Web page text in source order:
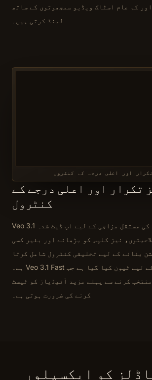
کم عام اسٹاک ویڈیو سمجھوتوں کے ساتھ
لینڈ کرتی ہیں۔
اور اعلی درجے کے کنٹرول
تکرار اور اعلی درجے کے
کنٹرول
Veo 3.1 کردار اور انداز کی مستقل مزاجی کے لیے اپ ڈیٹ شدہ
نیز کلپس کو بڑھانے اور بغیر کسی
بنانے کے لیے تخلیقی کنٹرول شامل کرتا
ہے۔ Veo 3.1 Fast رفتار اور قیمت کے لیے ٹیون کیا گیا ہے جب
کرنے سے پہلے مزید آئیڈیاز کو ٹیسٹ
کرنے کی ضرورت ہوتی ہے۔
کو ایکسپلور